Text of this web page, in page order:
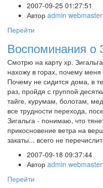
2007-09-25 01:27:51
Автор admin webmaster
Перейти
Воспоминания о
Смотрю на карту хр.
нахожу в горах, почему
Почему не сидится дома, в
раз, пройдя с группой
тайге, курумам, болотам,
все трудности перехода,
Зигальга - понимаю, что
прикосновение ветра на
закаты... всего не
2007-09-18 09:37:44
Автор admin webmaster
Перейти